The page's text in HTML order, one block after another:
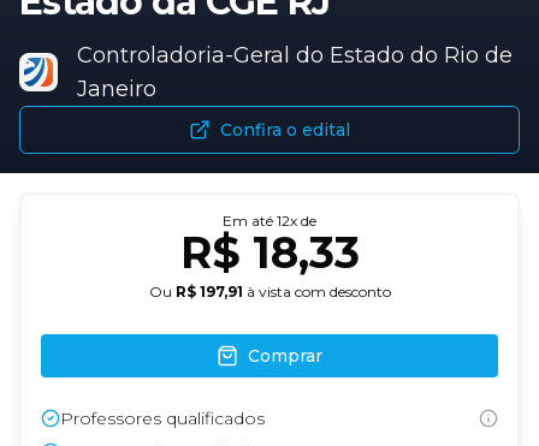
Controladoria-Geral do Estado do Rio de
Janeiro
Confira o edital
Em até 12x de
R$ 18,33
Ou R$ 197,91 à vista com desconto
Comprar
Professores qualificados